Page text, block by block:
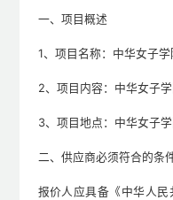
一、项目概述
1、项目名称：中华女子
2、项目内容：中华女子
3、项目地点：中华女子
二、供应商必须符合的条
报价人应具备《中华人